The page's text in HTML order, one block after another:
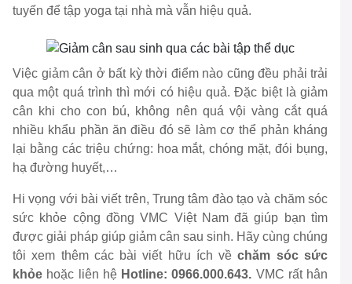
tuyến để tập yoga tại nhà mà vẫn hiệu quả.
Việc giảm cân ở bất kỳ thời điểm nào cũng đều phải trải
qua một quá trình thì mới có hiệu quả. Đặc biệt là giảm
cân khi cho con bú, không nên quá vội vàng cắt quá
nhiều khẩu phần ăn điều đó sẽ làm cơ thể phản kháng
lại bằng các triệu chứng: hoa mắt, chóng mặt, đói bụng,
hạ đường huyết,…
Hi vọng với bài viết trên, Trung tâm đào tạo và chăm sóc
sức khỏe cộng đồng VMC Việt Nam đã giúp bạn tìm
được giải pháp giúp giảm cân sau sinh. Hãy cùng chúng
tôi xem thêm các bài viết hữu ích vềchăm sóc sức
khỏe hoặc liên hệ Hotline: 0966.000.643. VMC rất hân